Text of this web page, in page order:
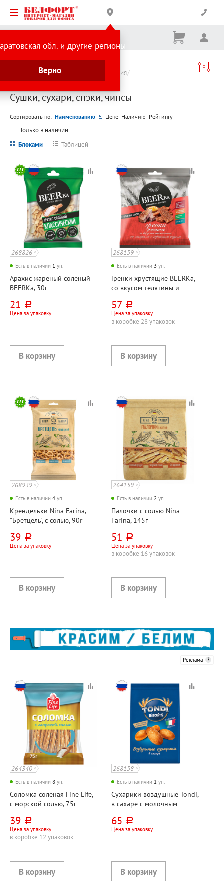
обл. и другие регионы
Верно
Корзина
Ничего
Каталог товаров Продукты питания
Хлебобулочные и кондитерские изделия
Сушки, сухари, снэки, чипсы
Сушки, сухари, снэки, чипсы
Сортировать по: Наименованию Цене Наличию Рейтингу
Только в наличии
Блоками
Таблицей
268826
Есть в наличии 1 уп.
Арахис жареный соленый
BEERKa, 30г
21 руб.
Цена за упаковку
268159
Есть в наличии 3 уп.
Гренки хрустящие BEERKa,
со вкусом телятины и
(Calve), 85г
57 руб.
Цена за упаковку
в коробке 28 упаковок
268939
Есть в наличии 4 уп.
Крендельки Nina Farina,
"Бретцель", с солью, 90г
39 руб.
Цена за упаковку
264159
Есть в наличии 2 уп.
Палочки с солью Nina
Farina, 145г
51 руб.
Цена за упаковку
в коробке 16 упаковок
Реклама
264340
Есть в наличии 8 уп.
Соломка соленая Fine Life,
с морской солью, 75г
39 руб.
Цена за упаковку
в коробке 12 упаковок
268158
Есть в наличии 1 уп.
Сухарики воздушные Tondi,
в сахаре с молочным
65 руб.
Цена за упаковку